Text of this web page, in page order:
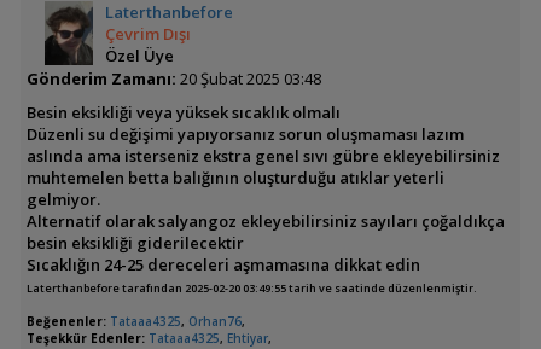
Laterthanbefore
Çevrim Dışı
Özel Üye
Gönderim Zamanı: 20 Şubat 2025 03:48
Besin eksikliği veya yüksek sıcaklık olmalı
Düzenli su değişimi yapıyorsanız sorun oluşmaması lazım
aslında ama isterseniz ekstra genel sıvı gübre ekleyebilirsiniz
muhtemelen betta balığının oluşturduğu atıklar yeterli
gelmiyor.
Alternatif olarak salyangoz ekleyebilirsiniz sayıları çoğaldıkça
besin eksikliği giderilecektir
Sıcaklığın 24-25 dereceleri aşmamasına dikkat edin
Laterthanbefore tarafından 2025-02-20 03:49:55 tarih ve saatinde düzenlenmiştir.
Beğenenler: Tataaa4325, Orhan76,
Teşekkür Edenler: Tataaa4325, Ehtiyar,